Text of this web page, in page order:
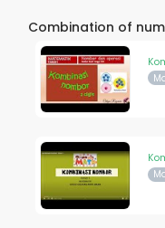
Combination of